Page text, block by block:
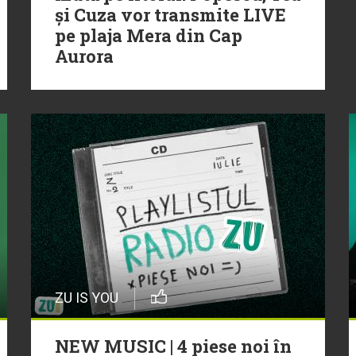
și Cuza vor transmite LIVE
pe plaja Mera din Cap
Aurora
ZU IS YOU
NEW MUSIC | 4 piese noi în